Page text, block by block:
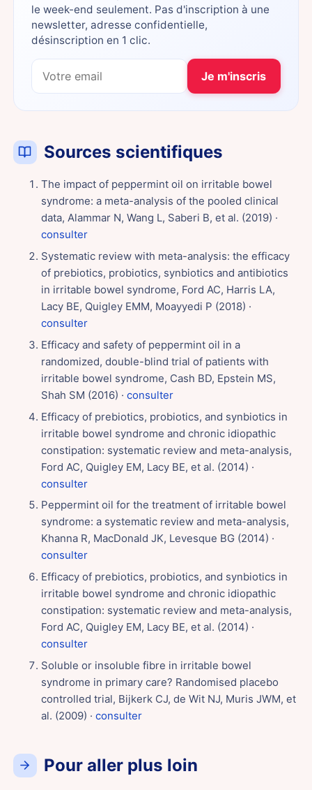
le week-end seulement. Pas d'inscription à une
newsletter, adresse confidentielle,
désinscription en 1 clic.
Je m'inscris
Sources scientifiques
The impact of peppermint oil on irritable bowel
syndrome: a meta-analysis of the pooled clinical
data, Alammar N, Wang L, Saberi B, et al. (2019) ·
consulter
Systematic review with meta-analysis: the efficacy
of prebiotics, probiotics, synbiotics and antibiotics
in irritable bowel syndrome, Ford AC, Harris LA,
Lacy BE, Quigley EMM, Moayyedi P (2018) ·
consulter
Efficacy and safety of peppermint oil in a
randomized, double-blind trial of patients with
irritable bowel syndrome, Cash BD, Epstein MS,
Shah SM (2016) · consulter
Efficacy of prebiotics, probiotics, and synbiotics in
irritable bowel syndrome and chronic idiopathic
constipation: systematic review and meta-analysis,
Ford AC, Quigley EM, Lacy BE, et al. (2014) ·
consulter
Peppermint oil for the treatment of irritable bowel
syndrome: a systematic review and meta-analysis,
Khanna R, MacDonald JK, Levesque BG (2014) ·
consulter
Efficacy of prebiotics, probiotics, and synbiotics in
irritable bowel syndrome and chronic idiopathic
constipation: systematic review and meta-analysis,
Ford AC, Quigley EM, Lacy BE, et al. (2014) ·
consulter
Soluble or insoluble fibre in irritable bowel
syndrome in primary care? Randomised placebo
controlled trial, Bijkerk CJ, de Wit NJ, Muris JWM, et
al. (2009) · consulter
Pour aller plus loin